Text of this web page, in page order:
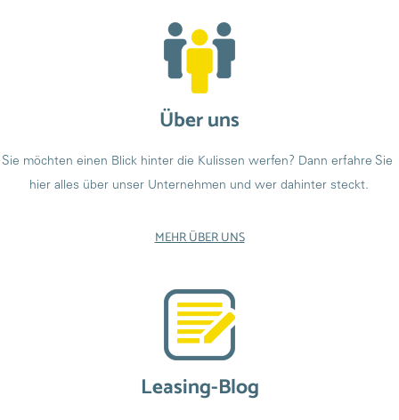
Über uns
Sie möchten einen Blick hinter die Kulissen werfen? Dann erfahre Sie
hier alles über unser Unternehmen und wer dahinter steckt.
MEHR ÜBER UNS
Leasing-Blog